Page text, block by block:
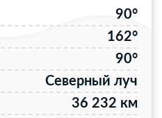
90°
162°
90°
Северный луч
36 232 км